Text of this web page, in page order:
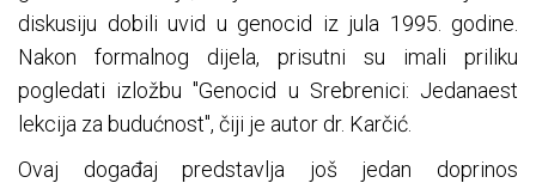
diskusiju dobili uvid u genocid iz jula 1995. godine.
Nakon formalnog dijela, prisutni su imali priliku
pogledati izložbu "Genocid u Srebrenici: Jedanaest
lekcija za budućnost", čiji je autor dr. Karčić.
Ovaj događaj predstavlja još jedan doprinos